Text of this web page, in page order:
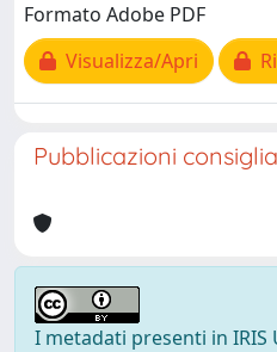
Formato Adobe PDF
Visualizza/Apri
Pubblicazioni
I metadati presenti in IRIS